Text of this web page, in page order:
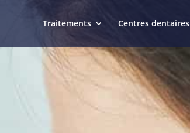
Traitements Centres dentaires